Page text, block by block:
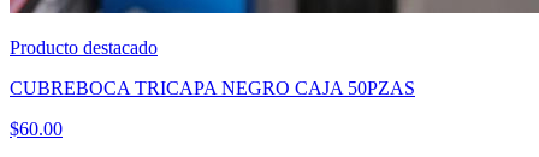
Producto destacado
CUBREBOCA TRICAPA NEGRO CAJA 50PZAS
$60.00